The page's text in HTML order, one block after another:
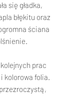
się gładka,
błękitu oraz
ściana
prac
i kolorowa folia.